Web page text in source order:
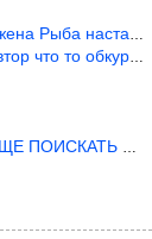
наставила ))
то обкурился?
НАДО